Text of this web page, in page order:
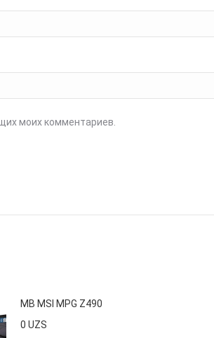
моих комментариев.
MB MSI MPG Z490
0 UZS